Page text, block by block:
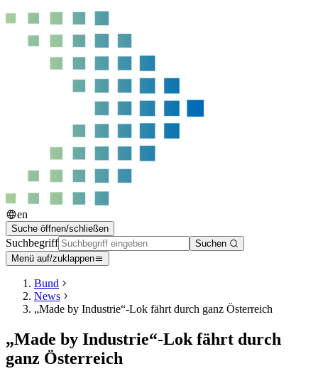
en
Suche öffnen/schließen
Suchbegriff
Suchen
Menü auf/zuklappen
Bund
News
„Made by Industrie“-Lok fährt durch ganz Österreich
„Made by Industrie“-Lok fährt durch
ganz Österreich